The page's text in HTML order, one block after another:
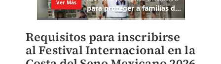
Requisitos para inscribirse
alFestival Internacional en la